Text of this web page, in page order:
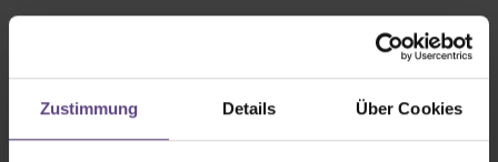
Zustimmung Details Über Cookies
Sexappeal, unglaublich schöner